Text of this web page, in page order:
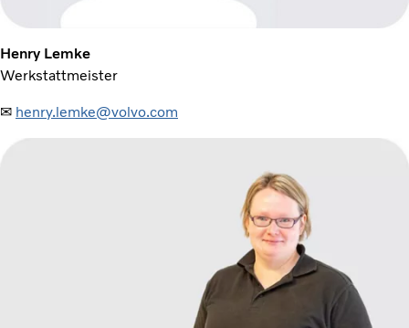
Henry Lemke
Werkstattmeister
✉ henry.lemke@volvo.com